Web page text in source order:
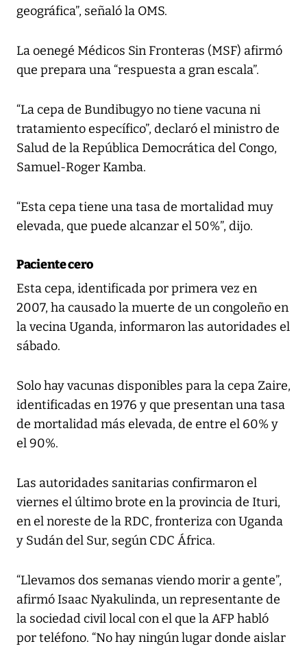
geográfica”, señaló la OMS.
La oenegé Médicos Sin Fronteras (MSF) afirmó
que prepara una “respuesta a gran escala”.
“La cepa de Bundibugyo no tiene vacuna ni
tratamiento específico”, declaró el ministro de
Salud de la República Democrática del Congo,
Samuel-Roger Kamba.
“Esta cepa tiene una tasa de mortalidad muy
elevada, que puede alcanzar el 50%”, dijo.
Paciente cero
Esta cepa, identificada por primera vez en
2007, ha causado la muerte de un congoleño en
la vecina Uganda, informaron las autoridades el
sábado.
Solo hay vacunas disponibles para la cepa Zaire,
identificadas en 1976 y que presentan una tasa
de mortalidad más elevada, de entre el 60% y
el 90%.
Las autoridades sanitarias confirmaron el
viernes el último brote en la provincia de Ituri,
en el noreste de la RDC, fronteriza con Uganda
y Sudán del Sur, según CDC África.
“Llevamos dos semanas viendo morir a gente”,
afirmó Isaac Nyakulinda, un representante de
la sociedad civil local con el que la AFP habló
por teléfono. “No hay ningún lugar donde aislar